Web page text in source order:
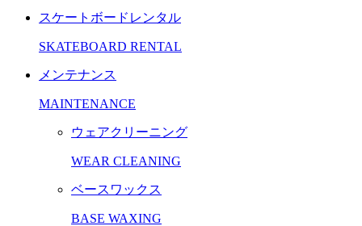
スケートボードレンタル
SKATEBOARD RENTAL
メンテナンス
MAINTENANCE
ウェアクリーニング
WEAR CLEANING
ベースワックス
BASE WAXING